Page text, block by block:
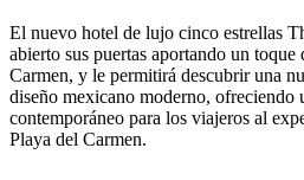
El nuevo hotel de lujo cinco estrellas
abierto sus puertas aportando un
Carmen, y le permitirá descubrir una
diseño mexicano moderno, ofreciendo
contemporáneo para los viajeros al
Playa del Carmen.